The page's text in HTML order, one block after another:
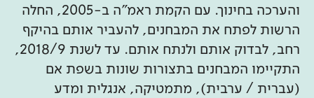
והערכה בחינוך. עם הקמת ראמ"ה ב-2005, החלה
הרשות לפתח את המבחנים, להעביר אותם בהיקף
רחב, לבדוק אותם ולנתח אותם. עד לשנת 2018/9,
התקיימו המבחנים בתצורות שונות בשפת אם
(עברית / ערבית), מתמטיקה, אנגלית ומדע